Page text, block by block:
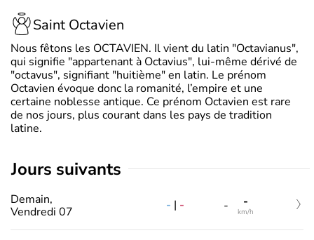
Saint Octavien
Nous fêtons les OCTAVIEN. Il vient du latin "Octavianus",
qui signifie "appartenant à Octavius", lui-même dérivé de
"octavus", signifiant "huitième" en latin. Le prénom
Octavien évoque donc la romanité, l’empire et une
certaine noblesse antique. Ce prénom Octavien est rare
de nos jours, plus courant dans les pays de tradition
latine.
jours suivants
Demain,
Vendredi 07
- | - - -
km/h